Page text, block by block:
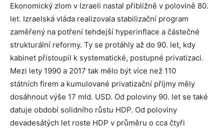
Ekonomický zlom v Izraeli nastal přibližně v polovině 80.
let. Izraelská vláda realizovala stabilizační program
zaměřený na potření tehdejší hyperinflace a částečné
strukturální reformy. Ty se protáhly až do 90. let, kdy
kabinet přistoupil k systematické, postupné privatizaci.
Mezi lety 1990 a 2017 tak mělo být více než 110
státních firem a kumulované privatizační příjmy měly
dosáhnout výše 17 mld. USD. Od poloviny 90. let se také
datuje období solidního růstu HDP. Od poloviny
devadesátých let roste HDP v průměru o cca čtyři